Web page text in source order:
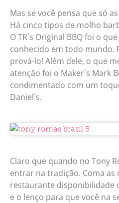
Mas se você pensa que só
Há cinco tipos de molho
O TR´s Original BBQ foi o
conhecido em todo mundo.
prová-lo! Além dele, o que
atenção foi o Maker´s Mark
condimentado com um
Daniel´s.
Claro que quando no Tony
entrar na tradição. Coma as
restaurante disponibilidade
e o lenço para que você na